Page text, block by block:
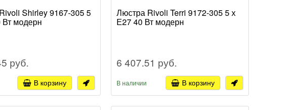
Shirley 9167-305 5
модерн
руб.
В корзину
Люстра Rivoli Terri 9172-305 5 х
Е27 40 Вт модерн
6 407.51 руб.
В наличии В корзину